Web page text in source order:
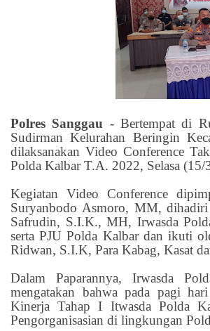
Polres Sanggau - Bertempat di
Sudirman Kelurahan Beringin
dilaksanakan Video Conference
Polda Kalbar T.A. 2022, Selasa (15/
Kegiatan Video Conference
Suryanbodo Asmoro, MM,
Safrudin, S.I.K., MH, Irwasda
serta PJU Polda Kalbar dan ikuti
Ridwan, S.I.K, Para Kabag, Kasat
Dalam Paparannya, Irwasda
mengatakan bahwa pada pagi
Kinerja Tahap I Itwasda Polda
Pengorganisasian di lingkungan